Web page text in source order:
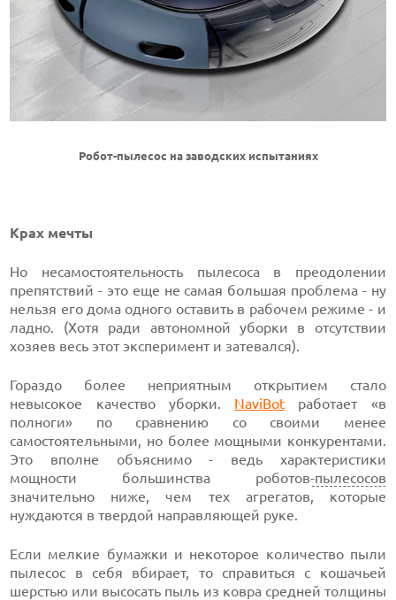
Робот-пылесос на заводских испытаниях
Крах мечты
Но несамостоятельность пылесоса в преодолении
препятствий - это еще не самая большая проблема - ну
нельзя его дома одного оставить в рабочем режиме - и
ладно. (Хотя ради автономной уборки в отсутствии
хозяев весь этот эксперимент и затевался).
Гораздо более неприятным открытием стало
невысокое качество уборки. NaviBot работает «в
полноги» по сравнению со своими менее
самостоятельными, но более мощными конкурентами.
Это вполне объяснимо - ведь характеристики
мощности большинства роботов-пылесосов
значительно ниже, чем тех агрегатов, которые
нуждаются в твердой направляющей руке.
Если мелкие бумажки и некоторое количество пыли
пылесос в себя вбирает, то справиться с кошачьей
шерстью или высосать пыль из ковра средней толщины